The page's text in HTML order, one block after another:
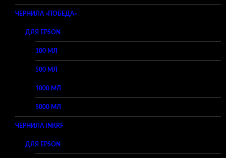
ЧЕРНИЛА «ПОБЕДА»
ДЛЯ EPSON
100 МЛ
500 МЛ
1000 МЛ
5000 МЛ
ЧЕРНИЛА INKRF
ДЛЯ EPSON